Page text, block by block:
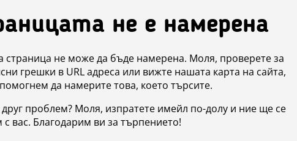
не е намерена
страница не може да бъде намерена. Моля, проверете за
грешки в URL адреса или вижте нашата карта на сайта,
да намерите това, което търсите.
проблем? Моля, изпратете имейл по-долу и ние ще се
вас. Благодарим ви за търпението!